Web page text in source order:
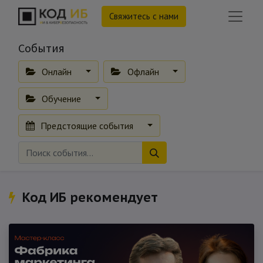
Свяжитесь с нами
События
Онлайн Офлайн
Обучение
Предстоящие события
Код ИБ рекомендует